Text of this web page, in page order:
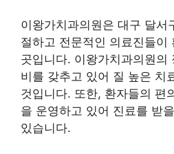
이왕가치과의원은 대구 달서
절하고 전문적인 의료진들이
곳입니다. 이왕가치과의원의
비를 갖추고 있어 질 높은 치
것입니다. 또한, 환자들의 편
을 운영하고 있어 진료를 받
있습니다.